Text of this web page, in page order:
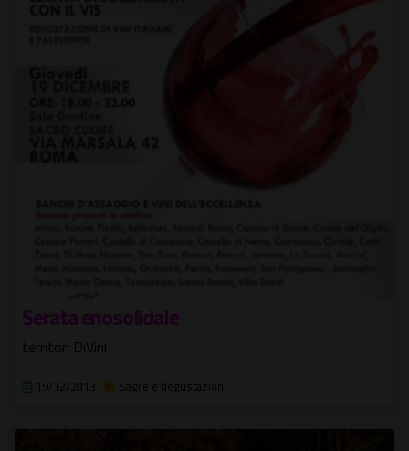
Serata enosolidale
territori DiVini
19/12/2013 Sagre e degustazioni